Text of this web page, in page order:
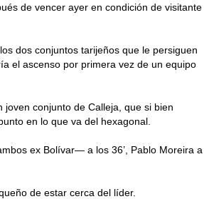
de vencer ayer en condición de visitante
dos conjuntos tarijeños que le persiguen
el ascenso por primera vez de un equipo
conjunto de Calleja, que si bien
en lo que va del hexagonal.
ex Bolívar— a los 36’, Pablo Moreira a
de estar cerca del líder.